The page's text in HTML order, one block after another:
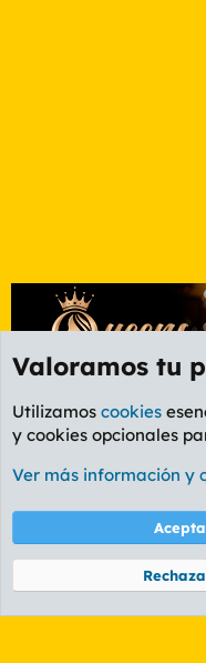
Foro Rapiñas
Cookies
PL
Términos y
Community platform by
Valoramos tu
Utilizamos cookies
y cookies opcionales
Ver más información y